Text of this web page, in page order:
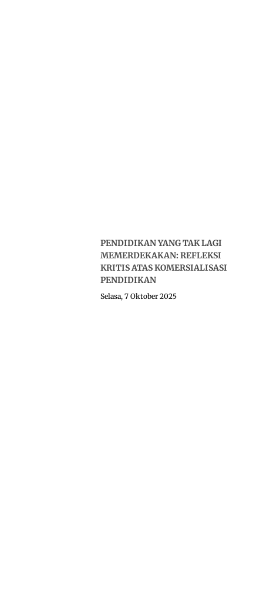
PENDIDIKAN YANG TAK LAGI
MEMERDEKAKAN: REFLEKSI
KRITIS ATAS KOMERSIALISASI
PENDIDIKAN
Selasa, 7 Oktober 2025